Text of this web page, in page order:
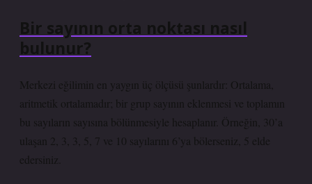
Bir sayının orta noktası nasıl
bulunur?
Merkezi eğilimin en yaygın üç ölçüsü şunlardır: Ortalama,
aritmetik ortalamadır; bir grup sayının eklenmesi ve toplamın
bu sayıların sayısına bölünmesiyle hesaplanır. Örneğin, 30’a
ulaşan 2, 3, 3, 5, 7 ve 10 sayılarını 6’ya bölerseniz, 5 elde
edersiniz.